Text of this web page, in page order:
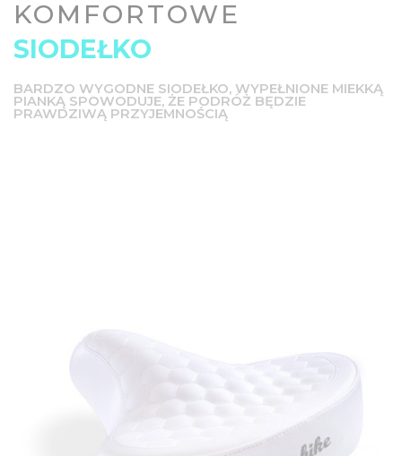
KOMFORTOWE
SIODEŁKO
BARDZO WYGODNE SIODEŁKO, WYPEŁNIONE MIEKKĄ
PIANKĄ SPOWODUJE, ŻE PODRÓŻ BĘDZIE
PRAWDZIWĄ PRZYJEMNOŚCIĄ